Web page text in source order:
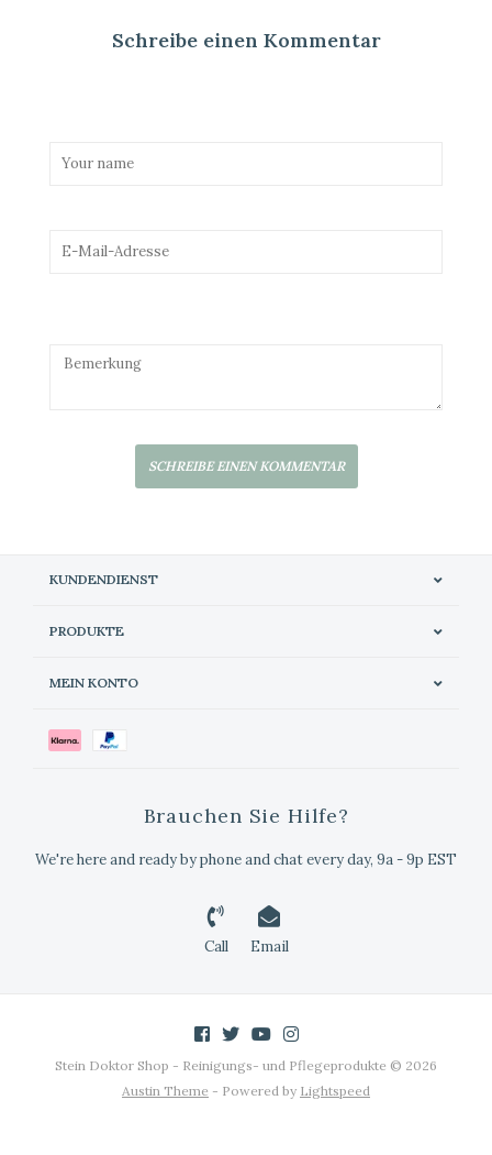
Schreibe einen Kommentar
SCHREIBE EINEN KOMMENTAR
KUNDENDIENST
PRODUKTE
MEIN KONTO
Brauchen Sie Hilfe?
We're here and ready by phone and chat every day, 9a - 9p EST
Call Email
Stein Doktor Shop - Reinigungs- und Pflegeprodukte © 2026
Austin Theme - Powered by Lightspeed